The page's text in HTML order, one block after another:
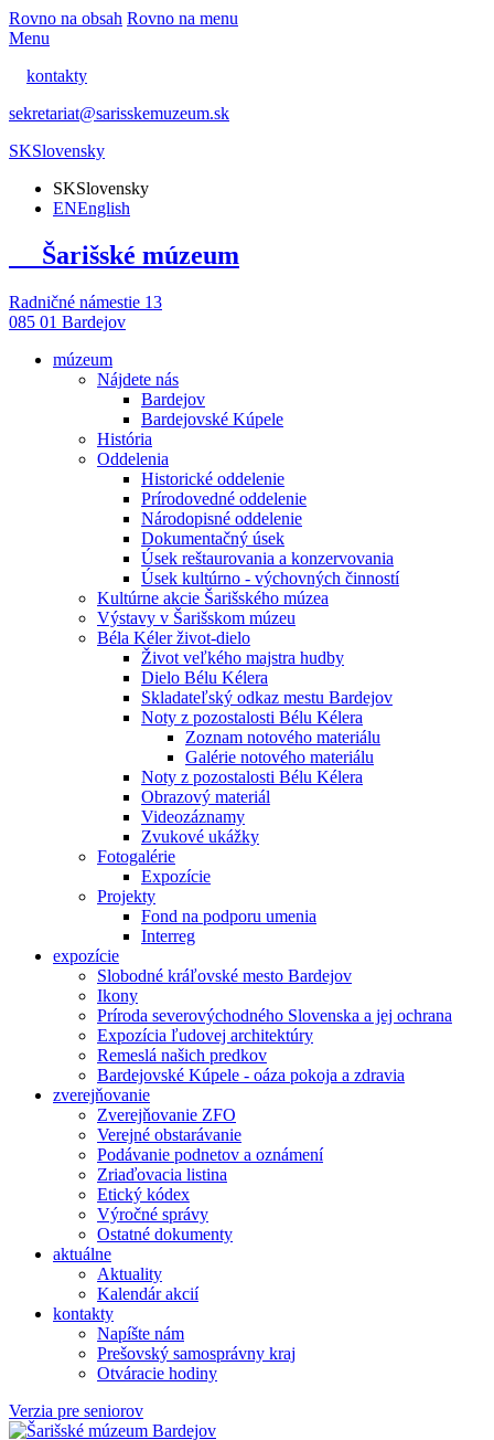
Rovno na obsah Rovno na menu
Menu
kontakty
sekretariat@sarisskemuzeum.sk
SKSlovensky
SKSlovensky
ENEnglish
Šarišské múzeum
Radničné námestie 13
085 01 Bardejov
múzeum
Nájdete nás
Bardejov
Bardejovské Kúpele
História
Oddelenia
Historické oddelenie
Prírodovedné oddelenie
Národopisné oddelenie
Dokumentačný úsek
Úsek reštaurovania a konzervovania
Úsek kultúrno - výchovných činností
Kultúrne akcie Šarišského múzea
Výstavy v Šarišskom múzeu
Béla Kéler život-dielo
Život veľkého majstra hudby
Dielo Bélu Kélera
Skladateľský odkaz mestu Bardejov
Noty z pozostalosti Bélu Kélera
Zoznam notového materiálu
Galérie notového materiálu
Noty z pozostalosti Bélu Kélera
Obrazový materiál
Videozáznamy
Zvukové ukážky
Fotogalérie
Expozície
Projekty
Fond na podporu umenia
Interreg
expozície
Slobodné kráľovské mesto Bardejov
Ikony
Príroda severovýchodného Slovenska a jej ochrana
Expozícia ľudovej architektúry
Remeslá našich predkov
Bardejovské Kúpele - oáza pokoja a zdravia
zverejňovanie
Zverejňovanie ZFO
Verejné obstarávanie
Podávanie podnetov a oznámení
Zriaďovacia listina
Etický kódex
Výročné správy
Ostatné dokumenty
aktuálne
Aktuality
Kalendár akcií
kontakty
Napíšte nám
Prešovský samosprávny kraj
Otváracie hodiny
Verzia pre seniorov